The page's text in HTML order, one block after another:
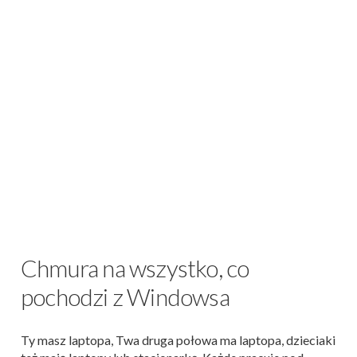
Chmura na wszystko, co
pochodzi z Windowsa
Ty masz laptopa, Twa druga połowa ma laptopa, dzieciaki